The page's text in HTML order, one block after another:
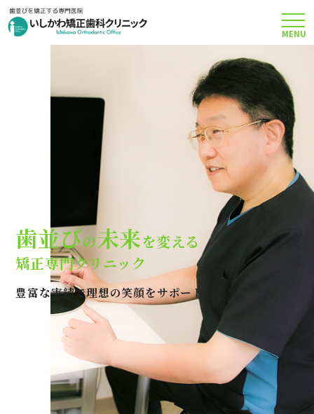
矯正治療について
当院のこだわり
費用について
クリニック案内
Q＆A
アクセス
MENU
歯並びの未来を変える
矯正専門クリニック
豊富な実績で理想の笑顔をサポートします